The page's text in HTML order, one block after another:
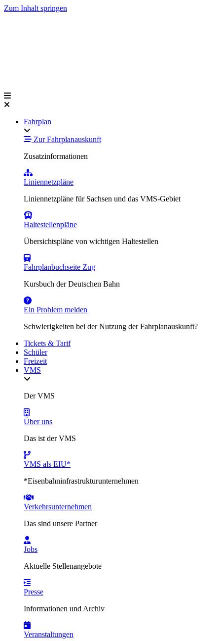
Zum Inhalt springen
Fahrplan
Zur Fahrplanauskunft
Zusatzinformationen
Liniennetzpläne
Liniennetzpläne für Sachsen und das VMS-Gebiet
Haltestellenpläne
Übersichtspläne von wichtigen Haltestellen
Fahrplanbuchseite Zug
Kursbuch der Deutschen Bahn
Ein Problem melden
Schwierigkeiten bei der Nutzung der Fahrplanauskunft?
Tickets & Tarif
Schüler
Freizeit
VMS
Der VMS
Über uns
Das ist der VMS
VMS als EIU*
*Eisenbahninfrastrukturunternehmen
Verkehrsunternehmen
Das sind unsere Partner
Jobs
Aktuelle Stellenangebote
Presse
Informationen und Archiv
Veranstaltungen